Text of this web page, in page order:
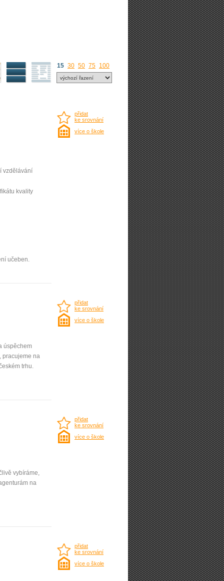
15 30 50 75 100
přidat
ke srovnání
více o škole
vzdělávání
kvality
učeben.
přidat
ke srovnání
více o škole
úspěchem
pracujeme na
trhu.
přidat
ke srovnání
více o škole
vybíráme,
na
přidat
ke srovnání
více o škole